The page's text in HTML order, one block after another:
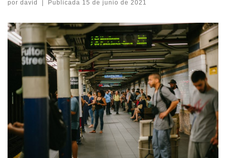
por david | Publicada 15 de junio de 2021